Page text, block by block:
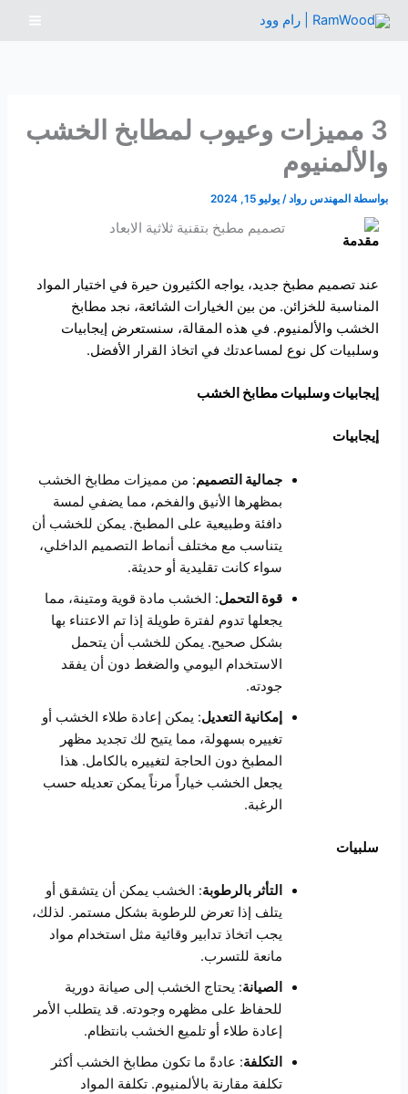
تخطي
إلى
3 مميزات وعيوب لمطابخ الخشب
والألمنيوم
بواسطة المهندس رواد/يوليو 15, 2024
مقدمة
عند تصميم مطبخ جديد، يواجه الكثيرون حيرة في اختيار المواد
المناسبة للخزائن. من بين الخيارات الشائعة، نجد مطابخ
الخشب والألمنيوم. في هذه المقالة، سنستعرض إيجابيات
وسلبيات كل نوع لمساعدتك في اتخاذ القرار الأفضل.
إيجابيات وسلبيات مطابخ الخشب
إيجابيات
جمالية التصميم: من مميزات مطابخ الخشب
بمظهرها الأنيق والفخم، مما يضفي لمسة
دافئة وطبيعية على المطبخ. يمكن للخشب أن
يتناسب مع مختلف أنماط التصميم الداخلي،
سواء كانت تقليدية أو حديثة.
قوة التحمل: الخشب مادة قوية ومتينة، مما
يجعلها تدوم لفترة طويلة إذا تم الاعتناء بها
بشكل صحيح. يمكن للخشب أن يتحمل
الاستخدام اليومي والضغط دون أن يفقد
جودته.
إمكانية التعديل: يمكن إعادة طلاء الخشب أو
تغييره بسهولة، مما يتيح لك تجديد مظهر
المطبخ دون الحاجة لتغييره بالكامل. هذا
يجعل الخشب خياراً مرناً يمكن تعديله حسب
الرغبة.
سلبيات
التأثر بالرطوبة: الخشب يمكن أن يتشقق أو
يتلف إذا تعرض للرطوبة بشكل مستمر. لذلك،
يجب اتخاذ تدابير وقائية مثل استخدام مواد
مانعة للتسرب.
الصيانة: يحتاج الخشب إلى صيانة دورية
للحفاظ على مظهره وجودته. قد يتطلب الأمر
إعادة طلاء أو تلميع الخشب بانتظام.
التكلفة: عادةً ما تكون مطابخ الخشب أكثر
تكلفة مقارنة بالألمنيوم. تكلفة المواد